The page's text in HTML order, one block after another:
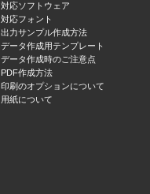
対応ソフトウェア
対応フォント
出力サンプル作成方法
データ作成用テンプレート
データ作成時のご注意点
PDF作成方法
印刷のオプションについて
用紙について